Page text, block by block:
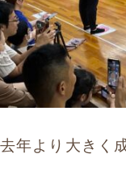
去年より大きく